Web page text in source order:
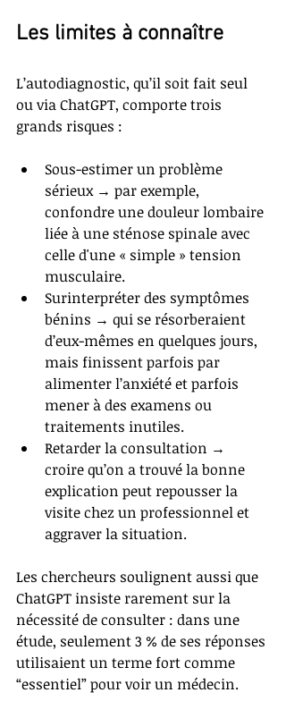
Les limites à connaître
L’autodiagnostic, qu’il soit fait seul
ou via ChatGPT, comporte trois
grands risques :
Sous-estimer un problème
sérieux → par exemple,
confondre une douleur lombaire
liée à une sténose spinale avec
celle d'une « simple » tension
musculaire.
Surinterpréter des symptômes
bénins → qui se résorberaient
d’eux-mêmes en quelques jours,
mais finissent parfois par
alimenter l’anxiété et parfois
mener à des examens ou
traitements inutiles.
Retarder la consultation →
croire qu’on a trouvé la bonne
explication peut repousser la
visite chez un professionnel et
aggraver la situation.
Les chercheurs soulignent aussi que
ChatGPT insiste rarement sur la
nécessité de consulter : dans une
étude, seulement 3 % de ses réponses
utilisaient un terme fort comme
“essentiel” pour voir un médecin.